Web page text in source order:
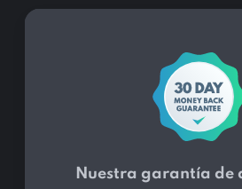
Nuestra garantía de